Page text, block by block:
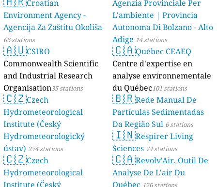
Croatian
Environment Agency -
Agencija Za Zaštitu Okoliša
66 stations
🇦🇺CSIRO
Commonwealth Scientific
and Industrial Research
Organisation35 stations
🇨🇿Czech
Hydrometeorological
Institute (Český
Hydrometeorologický
ústav) 274 stations
🇨🇿Czech
Hydrometeorological
Institute (Český
Agenzia Provinciale Per
L'ambiente | Provincia
Autonoma Di Bolzano - Alto
Adige 14 stations
🇨🇦Québec CEAEQ
Centre d'expertise en
analyse environnementale
du Québec101 stations
🇧🇷Rede Manual De
Partículas Sedimentadas
Da Região Sul 6 stations
🇮🇳Respirer Living
Sciences 74 stations
🇨🇦Revolv'Air, Outil De
Analyse De L'air Du
Québec 126 stations